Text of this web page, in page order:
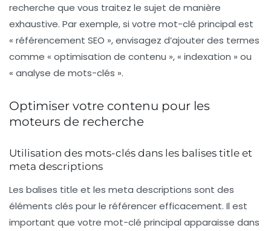
recherche que vous traitez le sujet de manière
exhaustive. Par exemple, si votre mot-clé principal est
« référencement SEO », envisagez d’ajouter des termes
comme « optimisation de contenu », « indexation » ou
« analyse de mots-clés ».
Optimiser votre contenu pour les
moteurs de recherche
Utilisation des mots-clés dans les balises title et
meta descriptions
Les balises title et les meta descriptions sont des
éléments clés pour le référencer efficacement. Il est
important que votre mot-clé principal apparaisse dans